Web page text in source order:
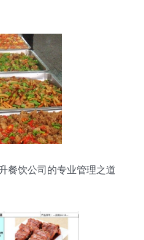
餐饮公司的专业管理之道